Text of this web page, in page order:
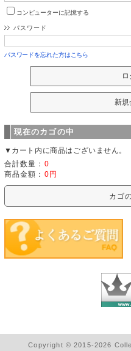
コンピューターに記憶する
パスワード
パスワードを忘れた方はこちら
現在のカゴの中
▼カート内に商品はございません。
合計数量： 0
商品金額： 0円
カゴ
Copyright © 2015-2026